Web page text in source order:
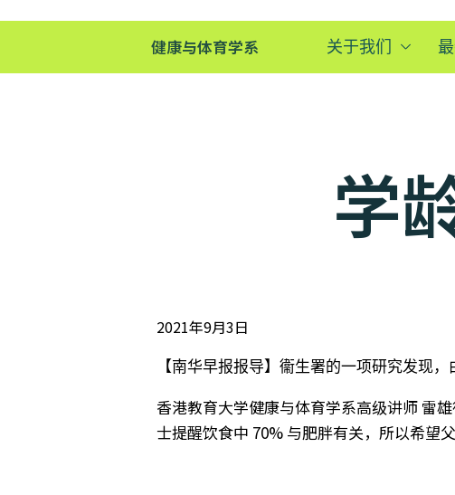
健康与体育学系 关于我们
学
2021年9月3日
【南华早报报导】衞生署的一项研究发现
香港教育大学健康与体育学系高级讲师 雷
士提醒饮食中 70% 与肥胖有关，所以希望